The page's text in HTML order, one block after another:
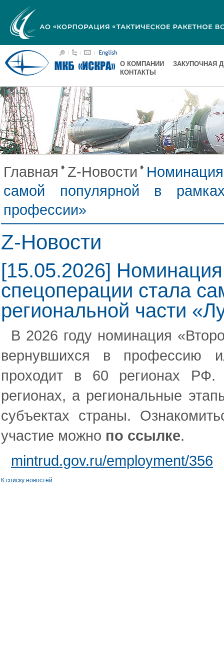
О КОМПАНИИ
ЗАКУПОЧНАЯ
КОНТАКТЫ
Главная Z-Новости
самой популярной в
профессии»
Z-Новости
[15.05.2026]
спецоперации стала
региональной части
В 2026 году номинация
вернувшихся в профессию
проходит в 60 регионах
регионах, а региональные
субъектах страны.
участие можно по ссылке.
mintrud.gov.ru/employment/356
К списку новостей